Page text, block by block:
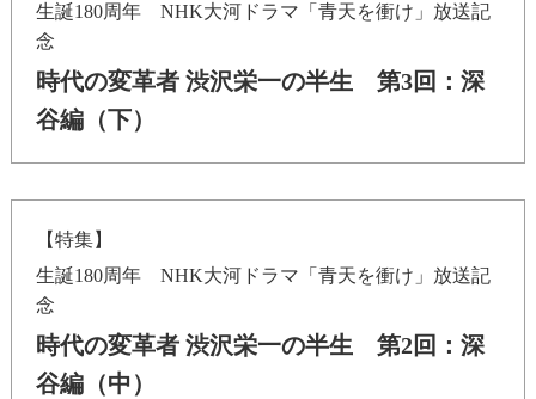
生誕180周年 NHK大河ドラマ「青天を衝け」放送記
念
時代の変革者 渋沢栄一の半生 第3回：深
谷編（下）
【特集】
生誕180周年 NHK大河ドラマ「青天を衝け」放送記
念
時代の変革者 渋沢栄一の半生 第2回：深
谷編（中）